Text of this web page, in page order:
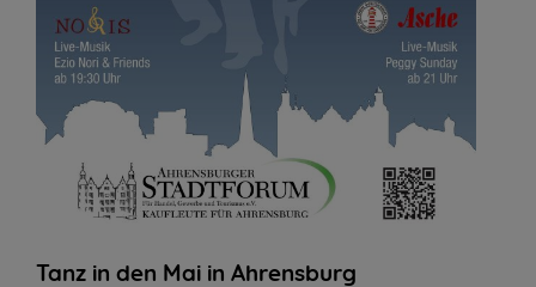
Tanz in den Mai in Ahrensburg